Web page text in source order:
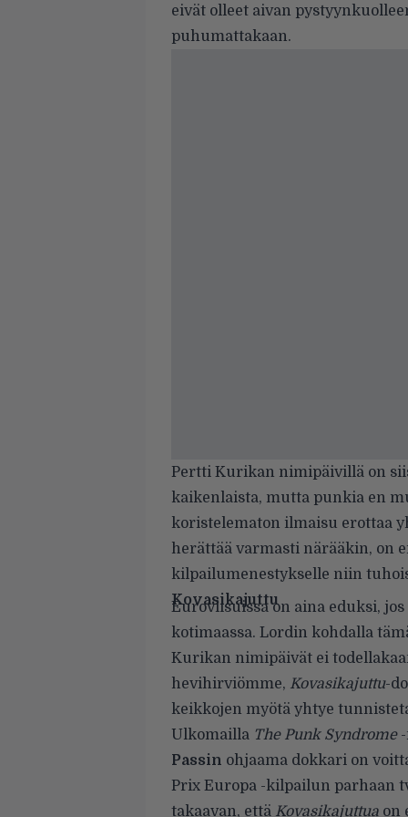
eivät olleet aivan
puhumattakaan.
Pertti Kurikan nimipäivillä on
kaikenlaista, mutta punkia en
koristelematon ilmaisu erottaa
herättää varmasti närääkin, on
kilpailumenestykselle niin
Kovasikajuttu
Euroviisuissa on aina eduksi,
kotimaassa. Lordin kohdalla
Kurikan nimipäivät ei
hevihirviömme, Kovasikajuttu-
keikkojen myötä yhtye
Ulkomailla The Punk Syndrome
Passin ohjaama dokkari on
Prix Europa -kilpailun parhaan
takaavan, että Kovasikajuttua on